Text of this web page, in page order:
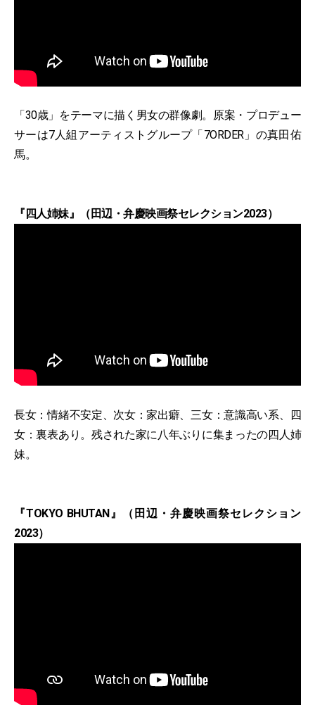
「30歳」をテーマに描く男女の群像劇。原案・プロデュー
サーは7人組アーティストグループ「7ORDER」の真田佑
馬。
『四人姉妹』（田辺・弁慶映画祭セレクション2023）
長女：情緒不安定、次女：家出癖、三女：意識高い系、四
女：裏表あり。残された家に八年ぶりに集まったの四人姉
妹。
『TOKYO BHUTAN』（田辺・弁慶映画祭セレクション
2023）